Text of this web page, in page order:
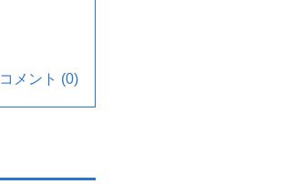
コメント (0)